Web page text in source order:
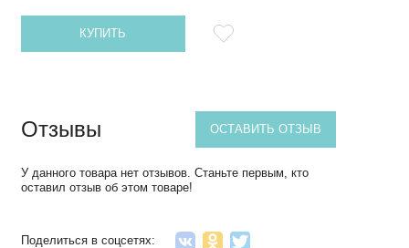
КУПИТЬ
Отзывы ОСТАВИТЬ ОТЗЫВ
У данного товара нет отзывов. Станьте первым, кто
оставил отзыв об этом товаре!
Поделиться в соцсетях: